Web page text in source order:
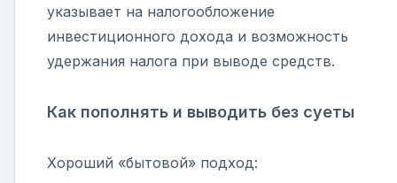
указывает на налогообложение
инвестиционного дохода и возможность
удержания налога при выводе средств.
Как пополнять и выводить без суеты
Хороший «бытовой» подход: